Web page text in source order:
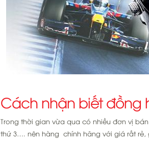
Cách nhận biết đồng
Trong thời gian vừa qua có nhiều đơn vị
thứ 3…. nên hàng chính hãng với giá rất rẻ,